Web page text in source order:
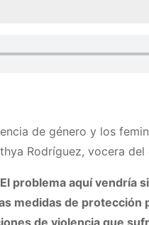
de género y los
Rodríguez, vocera
problema aquí vendría
medidas de
de violencia que